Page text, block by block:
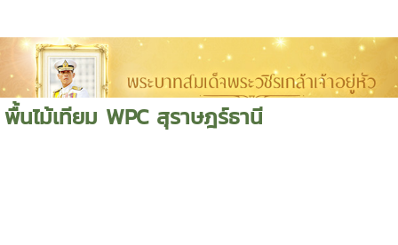
พื้นไม้เทียม WPC สุราษฎร์ธานี